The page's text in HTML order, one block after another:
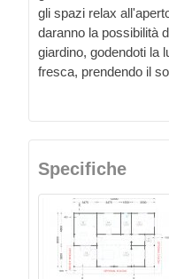
gli spazi relax
daranno la possibilità
giardino, godendoti la
fresca, prendendo il
Specifiche